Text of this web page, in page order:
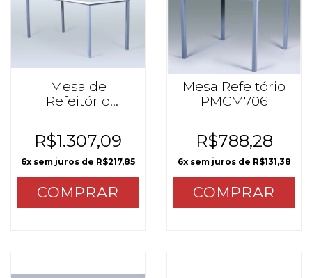
Mesa de
Refeitório
R$1.307,09
6x sem juros de R$217,85
COMPRAR
Mesa Refeitório
PMCM706
R$788,28
6x sem juros de R$131,38
COMPRAR